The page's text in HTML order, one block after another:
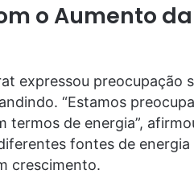
o Aumento
expressou preocupação
“Estamos
termos de energia”,
fontes de
crescimento.